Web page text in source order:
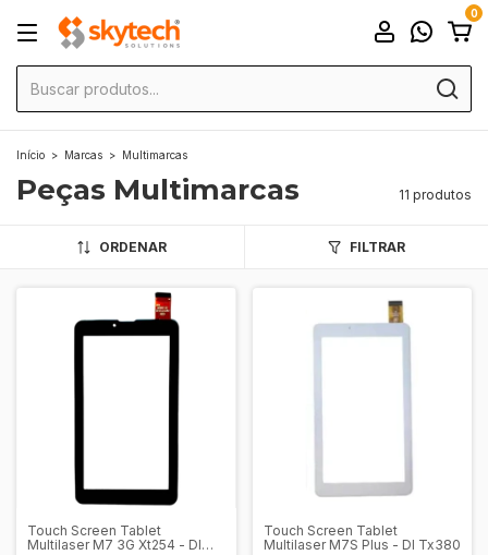
0
Início > Marcas > Multimarcas
Peças Multimarcas 11 produtos
ORDENAR FILTRAR
Touch Screen Tablet
Multilaser M7 3G Xt254 - Dl
Touch Screen Tablet
Multilaser M7S Plus - Dl Tx380